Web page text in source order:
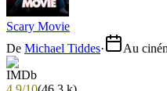
Scary Movie
De Michael Tiddes· Au